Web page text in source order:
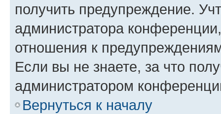
получить предупреждение.
администратора
отношения к
Если вы не знаете, за что
администратором
Вернуться к началу